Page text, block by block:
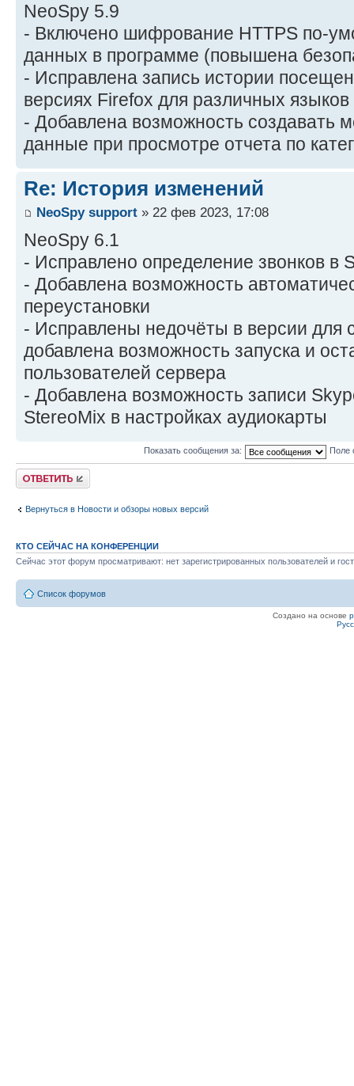
NeoSpy 5.9
- Включено шифрование HTTPS по-
данных в программе (повышена
- Исправлена запись истории
версиях Firefox для различных языков
- Добавлена возможность создавать
данные при просмотре отчета по
Re: История изменений
NeoSpy support » 22 фев 2023, 17:08
NeoSpy 6.1
- Исправлено определение звонков в
- Добавлена возможность
переустановки
- Исправлены недочёты в версии для
добавлена возможность запуска и
пользователей сервера
- Добавлена возможность записи
StereoMix в настройках аудиокарты
Показать сообщения за: Поле
Ответить
Вернуться в Новости и обзоры новых версий
КТО СЕЙЧАС НА КОНФЕРЕНЦИИ
Сейчас этот форум просматривают: нет зарегистрированных пользователей и
Список форумов
Создано на основе